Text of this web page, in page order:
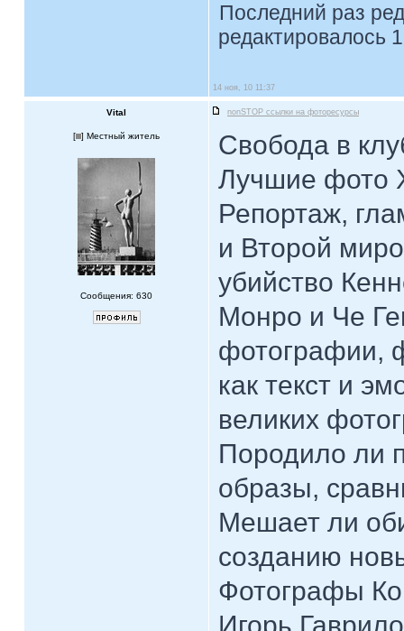
Последний раз
редактировалось
14 ноя, 10 11:37
Vital nonSTOP ссылки на фоторесурсы
[ ] Местный житель
Сообщения: 630
Свобода в
Лучшие фото
Репортаж,
и Второй
убийство
Монро и Че
фотографии,
как текст и
великих
Породило ли
образы,
Мешает ли
созданию
Фотографы